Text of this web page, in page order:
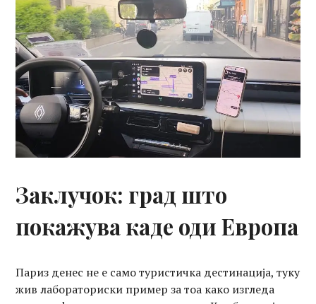
Заклучок: град што
покажува каде оди Европа
Париз денес не е само туристичка дестинација, туку
жив лабораториски пример за тоа како изгледа